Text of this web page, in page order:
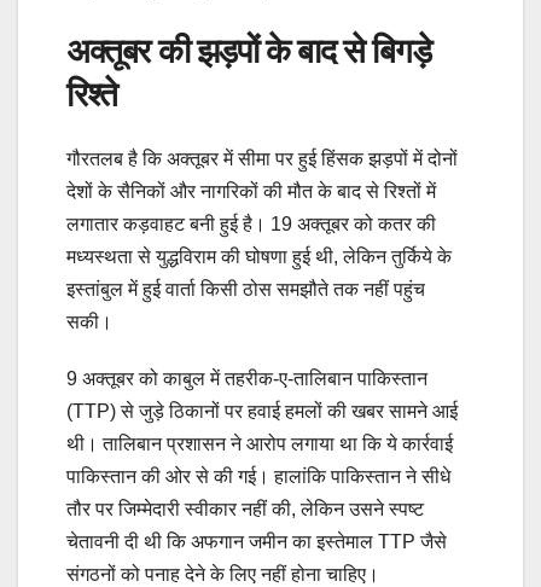
अक्तूबर की झड़पों के बाद से बिगड़े
रिश्ते
गौरतलब है कि अक्तूबर में सीमा पर हुई हिंसक झड़पों में दोनों
देशों के सैनिकों और नागरिकों की मौत के बाद से रिश्तों में
लगातार कड़वाहट बनी हुई है। 19 अक्तूबर को कतर की
मध्यस्थता से युद्धविराम की घोषणा हुई थी, लेकिन तुर्किये के
इस्तांबुल में हुई वार्ता किसी ठोस समझौते तक नहीं पहुंच
सकी।
9 अक्तूबर को काबुल में तहरीक-ए-तालिबान पाकिस्तान
(TTP) से जुड़े ठिकानों पर हवाई हमलों की खबर सामने आई
थी। तालिबान प्रशासन ने आरोप लगाया था कि ये कार्रवाई
पाकिस्तान की ओर से की गई। हालांकि पाकिस्तान ने सीधे
तौर पर जिम्मेदारी स्वीकार नहीं की, लेकिन उसने स्पष्ट
चेतावनी दी थी कि अफगान जमीन का इस्तेमाल TTP जैसे
संगठनों को पनाह देने के लिए नहीं होना चाहिए।